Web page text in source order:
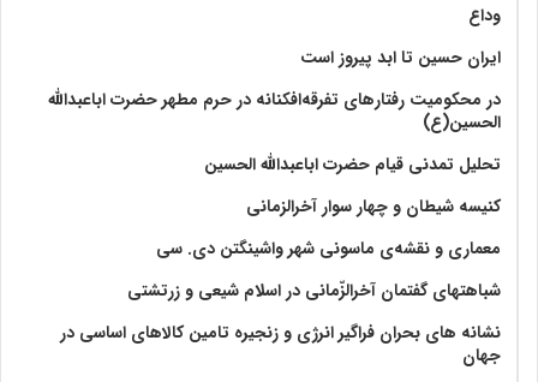
وداع
ایران حسین تا ابد پیروز است
در محکومیت رفتارهای تفرقه‌افکنانه در حرم مطهر حضرت اباعبدالله
الحسین(ع)
تحلیل تمدنی قیام حضرت اباعبدالله الحسین
کنیسه شیطان و چهار سوار آخرالزمانی
معماری و نقشه‌ی ماسونی شهر واشينگتن دی. سی
شباهتهای گفتمان آخر‌الزّمانی در اسلام شیعی و زرتشتی
نشانه های بحران فراگیر انرژی و زنجیره تامین کالاهای اساسی در
جهان